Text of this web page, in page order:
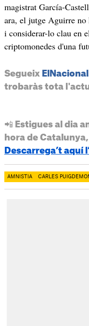
magistrat García-
ara, el jutge Aguirre no
i considerar-lo clau en
criptomonedes d'una
Segueix
trobaràs tota
📲 Estigues al dia
hora de
Descarrega’t aquí
AMNISTIA CARLES